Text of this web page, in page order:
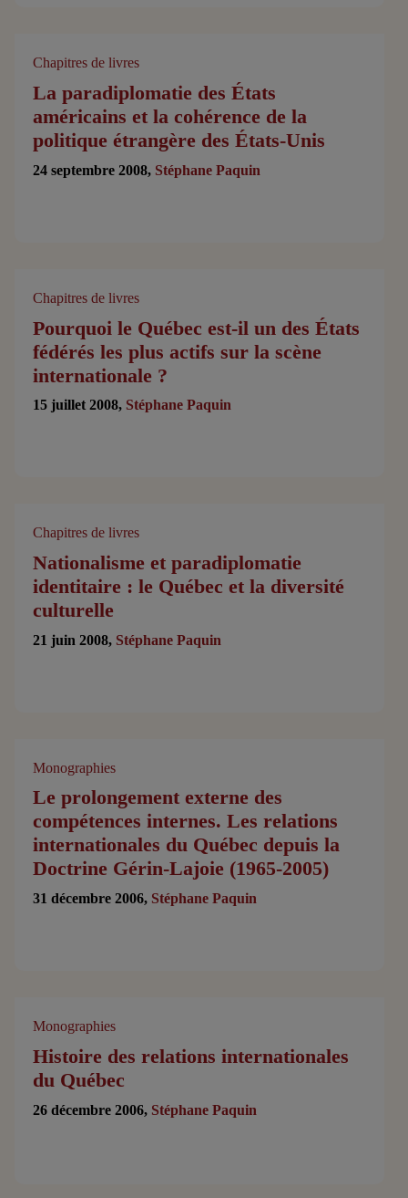
Chapitres de livres
La paradiplomatie des États
américains et la cohérence de la
politique étrangère des États-Unis
24 septembre 2008, Stéphane Paquin
Chapitres de livres
Pourquoi le Québec est-il un des États
fédérés les plus actifs sur la scène
internationale ?
15 juillet 2008, Stéphane Paquin
Chapitres de livres
Nationalisme et paradiplomatie
identitaire : le Québec et la diversité
culturelle
21 juin 2008, Stéphane Paquin
Monographies
Le prolongement externe des
compétences internes. Les relations
internationales du Québec depuis la
Doctrine Gérin-Lajoie (1965-2005)
31 décembre 2006, Stéphane Paquin
Monographies
Histoire des relations internationales
du Québec
26 décembre 2006, Stéphane Paquin